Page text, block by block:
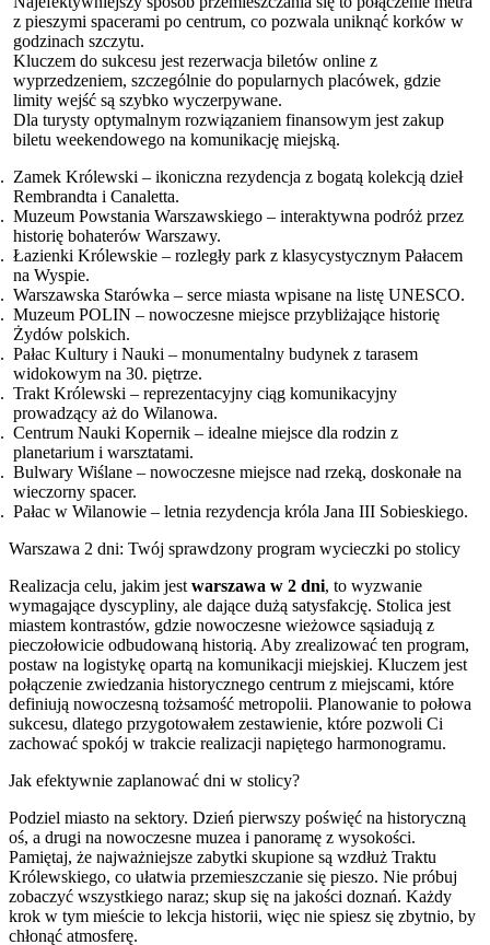
z pieszymi spacerami po centrum, co pozwala uniknąć korków w
godzinach szczytu.
Kluczem do sukcesu jest rezerwacja biletów online z
wyprzedzeniem, szczególnie do popularnych placówek, gdzie
limity wejść są szybko wyczerpywane.
Dla turysty optymalnym rozwiązaniem finansowym jest zakup
biletu weekendowego na komunikację miejską.
Zamek Królewski – ikoniczna rezydencja z bogatą kolekcją dzieł
Rembrandta i Canaletta.
Muzeum Powstania Warszawskiego – interaktywna podróż przez
historię bohaterów Warszawy.
Łazienki Królewskie – rozległy park z klasycystycznym Pałacem
na Wyspie.
Warszawska Starówka – serce miasta wpisane na listę UNESCO.
Muzeum POLIN – nowoczesne miejsce przybliżające historię
Żydów polskich.
Pałac Kultury i Nauki – monumentalny budynek z tarasem
widokowym na 30. piętrze.
Trakt Królewski – reprezentacyjny ciąg komunikacyjny
prowadzący aż do Wilanowa.
Centrum Nauki Kopernik – idealne miejsce dla rodzin z
planetarium i warsztatami.
Bulwary Wiślane – nowoczesne miejsce nad rzeką, doskonałe na
wieczorny spacer.
Pałac w Wilanowie – letnia rezydencja króla Jana III Sobieskiego.
Warszawa 2 dni: Twój sprawdzony program wycieczki po stolicy
Realizacja celu, jakim jest warszawa w 2 dni, to wyzwanie
wymagające dyscypliny, ale dające dużą satysfakcję. Stolica jest
miastem kontrastów, gdzie nowoczesne wieżowce sąsiadują z
pieczołowicie odbudowaną historią. Aby zrealizować ten program,
postaw na logistykę opartą na komunikacji miejskiej. Kluczem jest
połączenie zwiedzania historycznego centrum z miejscami, które
definiują nowoczesną tożsamość metropolii. Planowanie to połowa
sukcesu, dlatego przygotowałem zestawienie, które pozwoli Ci
zachować spokój w trakcie realizacji napiętego harmonogramu.
Jak efektywnie zaplanować dni w stolicy?
Podziel miasto na sektory. Dzień pierwszy poświęć na historyczną
oś, a drugi na nowoczesne muzea i panoramę z wysokości.
Pamiętaj, że najważniejsze zabytki skupione są wzdłuż Traktu
Królewskiego, co ułatwia przemieszczanie się pieszo. Nie próbuj
zobaczyć wszystkiego naraz; skup się na jakości doznań. Każdy
krok w tym mieście to lekcja historii, więc nie spiesz się zbytnio, by
chłonąć atmosferę.